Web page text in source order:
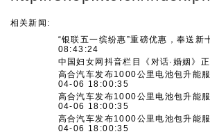
相关新闻:
“银联五一缤纷惠”重磅优惠，奉送新
08:43:24
中国妇女网抖音栏目《对话·婚姻》
高合汽车发布1000公里电池包升能
04-06 18:00:35
高合汽车发布1000公里电池包升能
04-06 18:00:35
高合汽车发布1000公里电池包升能
04-06 18:00:35